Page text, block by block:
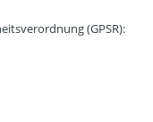
(GPSR):